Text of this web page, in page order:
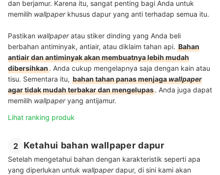
dan berjamur. Karena itu, sangat penting bagi Anda untuk
memilih wallpaperkhusus dapur yang anti terhadap semua itu.
Pastikan wallpaperatau stiker dinding yang Anda beli
berbahan antiminyak, antiair, atau diklaim tahan api. Bahan
antiair dan antiminyak akan membuatnya lebih mudah
dibersihkan. Anda cukup mengelapnya saja dengan kain atau
tisu. Sementara itu, bahan tahan panas menjagawallpaper
agar tidak mudah terbakar dan mengelupas. Anda juga dapat
memilih wallpaperyang antijamur.
Lihat ranking produk
2 Ketahui bahan wallpaper dapur
Setelah mengetahui bahan dengan karakteristik seperti apa
yang diperlukan untuk wallpaperdapur, di sini kami akan